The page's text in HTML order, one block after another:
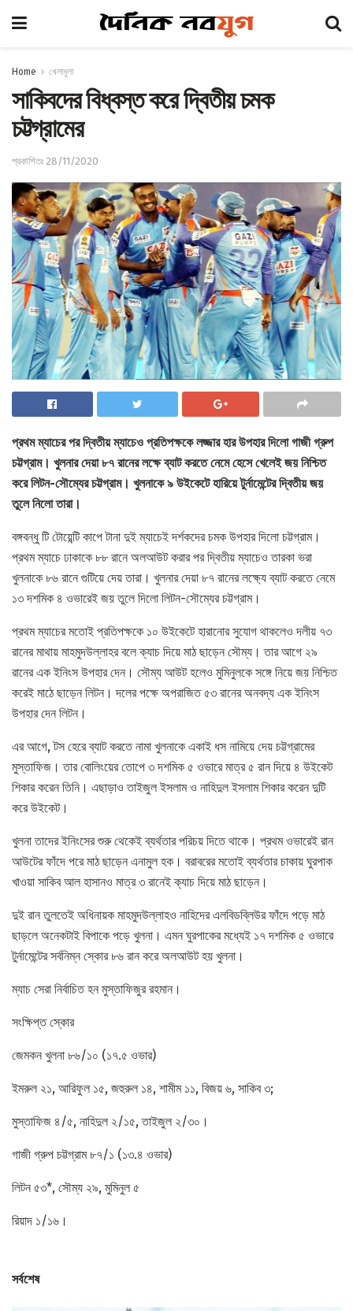
Home খেলাধুলা
সাকিবদের বিধ্বস্ত করে দ্বিতীয় চমক
চট্টগ্রামের
প্রকাশিতঃ 28/11/2020
প্রথম ম্যাচের পর দ্বিতীয় ম্যাচেও প্রতিপক্ষকে লজ্জার হার উপহার দিলো গাজী গ্রুপ
চট্টগ্রাম। খুলনার দেয়া ৮৭ রানের লক্ষে ব্যাট করতে নেমে হেসে খেলেই জয় নিশ্চিত
করে লিটন-সৌম্যের চট্টগ্রাম। খুলনাকে ৯ উইকেটে হারিয়ে টুর্নামেন্টের দ্বিতীয় জয়
তুলে নিলো তারা।
বঙ্গবন্ধু টি টোয়েন্টি কাপে টানা দুই ম্যাচেই দর্শকদের চমক উপহার দিলো চট্টগ্রাম।
প্রথম ম্যাচে ঢাকাকে ৮৮ রানে অলআউট করার পর দ্বিতীয় ম্যাচেও তারকা ভরা
খুলনাকে ৮৬ রানে গুটিয়ে দেয় তারা। খুলনার দেয়া ৮৭ রানের লক্ষ্যে ব্যাট করতে নেমে
১৩ দশমিক ৪ ওভারেই জয় তুলে দিলো লিটন-সৌম্যের চট্টগ্রাম।
প্রথম ম্যাচের মতোই প্রতিপক্ষকে ১০ উইকেটে হারানোর সুযোগ থাকলেও দলীয় ৭৩
রানের মাথায় মাহমুদউল্লাহর বলে ক্যাচ দিয়ে মাঠ ছাড়েন সৌম্য। তার আগে ২৯
রানের এক ইনিংস উপহার দেন। সৌম্য আউট হলেও মুমিনুলকে সঙ্গে নিয়ে জয় নিশ্চিত
করেই মাঠে ছাড়েন লিটন। দলের পক্ষে অপরাজিত ৫৩ রানের অনবদ্য এক ইনিংস
উপহার দেন লিটন।
এর আগে, টস হেরে ব্যাট করতে নামা খুলনাকে একাই ধস নামিয়ে দেয় চট্টগ্রামের
মুস্তাফিজ। তার বোলিংয়ের তোপে ৩ দশমিক ৫ ওভারে মাত্র ৫ রান দিয়ে ৪ উইকেট
শিকার করেন তিনি। এছাড়াও তাইজুল ইসলাম ও নাহিদুল ইসলাম শিকার করেন দুটি
করে উইকেট।
খুলনা তাদের ইনিংসের শুরু থেকেই ব্যর্থতার পরিচয় দিতে থাকে। প্রথম ওভারেই রান
আউটের ফাঁদে পরে মাঠ ছাড়েন এনামুল হক। বরাবরের মতোই ব্যর্থতার চাকায় ঘুরপাক
খাওয়া সাকিব আল হাসানও মাত্র ৩ রানেই ক্যাচ দিয়ে মাঠ ছাড়েন।
দুই রান তুলতেই অধিনায়ক মাহমুদউল্লাহও নাহিদের এলবিডব্লিউর ফাঁদে পড়ে মাঠ
ছাড়লে অনেকটাই বিপাকে পড়ে খুলনা। এমন ঘুরপাকের মধ্যেই ১৭ দশমিক ৫ ওভারে
টুর্নামেন্টের সর্বনিম্ন স্কোর ৮৬ রান করে অলআউট হয় খুলনা।
ম্যাচ সেরা নির্বাচিত হন মুস্তাফিজুর রহমান।
সংক্ষিপ্ত স্কোর
জেমকন খুলনা ৮৬/১০ (১৭.৫ ওভার)
ইমরুল ২১, আরিফুল ১৫, জহুরুল ১৪, শামীম ১১, বিজয় ৬, সাকিব ৩;
মুস্তাফিজ ৪/৫, নাহিদুল ২/১৫, তাইজুল ২/৩০।
গাজী গ্রুপ চট্টগ্রাম ৮৭/১ (১৩.৪ ওভার)
লিটন ৫৩*, সৌম্য ২৯, মুমিনুল ৫
রিয়াদ ১/১৬।
সর্বশেষ